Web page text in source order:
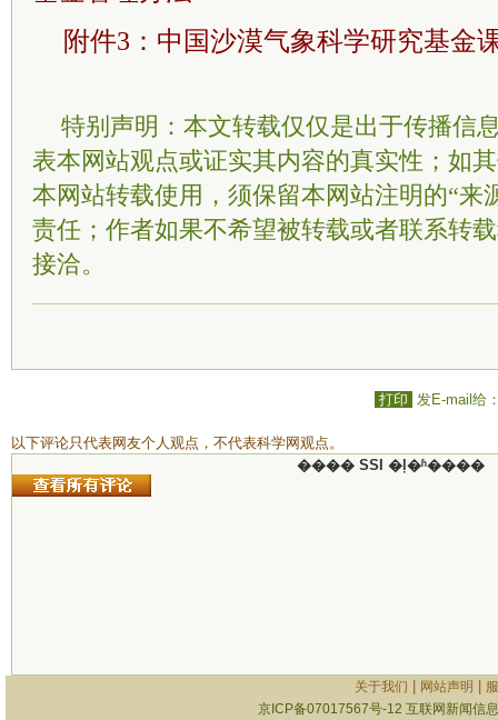
附件3：中国沙漠气象科学研究基金
特别声明：本文转载仅仅是出于传播信
表本网站观点或证实其内容的真实性；如
本网站转载使用，须保留本网站注明的“来
责任；作者如果不希望被转载或者联系转
接洽。
打印 发E-mail给
以下评论只代表网友个人观点，不代表科学网观点。
���� SSI �ļ�ʱ����
关于我们 网站声明
京ICP备07017567号-12 互联网新闻信